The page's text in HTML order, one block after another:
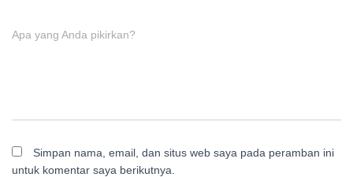
Apa yang Anda pikirkan?
Simpan nama, email, dan situs web saya pada peramban ini
untuk komentar saya berikutnya.